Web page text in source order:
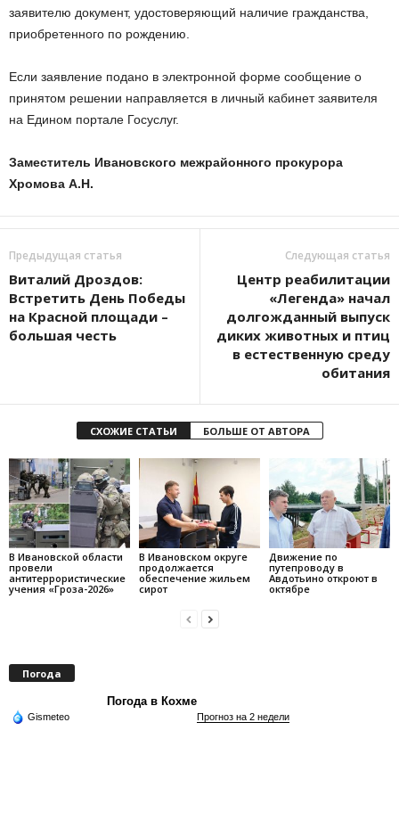
заявителю документ, удостоверяющий наличие гражданства,
приобретенного по рождению.
Если заявление подано в электронной форме сообщение о
принятом решении направляется в личный кабинет заявителя
на Едином портале Госуслуг.
Заместитель Ивановского межрайонного прокурора
Хромова А.Н.
Предыдущая статья
Виталий Дроздов:
Встретить День Победы
на Красной площади –
большая честь
Следующая статья
Центр реабилитации
«Легенда» начал
долгожданный выпуск
диких животных и птиц
в естественную среду
обитания
СХОЖИЕ СТАТЬИ БОЛЬШЕ ОТ АВТОРА
В Ивановской области
провели
антитеррористические
учения «Гроза-2026»
В Ивановском округе
продолжается
обеспечение жильем
сирот
Движение по
путепроводу в
Авдотьино откроют в
октябре
Погода
Погода в Кохме
Gismeteo Прогноз на 2 недели